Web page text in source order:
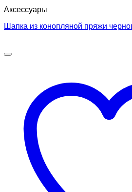
Аксессуары
Шапка из конопляной пряжи